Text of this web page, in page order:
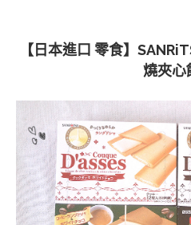
【日本進口 零食】
燒夾心